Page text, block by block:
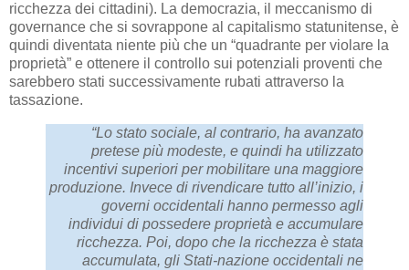
ricchezza dei cittadini). La democrazia, il meccanismo di
governance che si sovrappone al capitalismo statunitense, è
quindi diventata niente più che un “quadrante per violare la
proprietà” e ottenere il controllo sui potenziali proventi che
sarebbero stati successivamente rubati attraverso la
tassazione.
“Lo stato sociale, al contrario, ha avanzato
pretese più modeste, e quindi ha utilizzato
incentivi superiori per mobilitare una maggiore
produzione. Invece di rivendicare tutto all’inizio, i
governi occidentali hanno permesso agli
individui di possedere proprietà e accumulare
ricchezza. Poi, dopo che la ricchezza è stata
accumulata, gli Stati-nazione occidentali ne